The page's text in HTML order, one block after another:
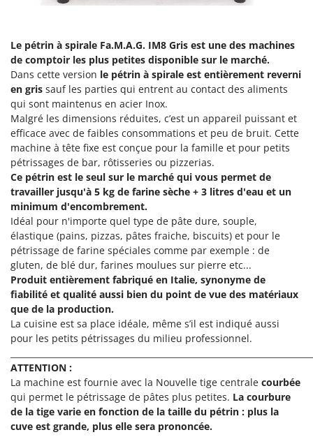
Machines pour la transformation des fruits
Motobineuses
Motoculteurs
Motofaucheuses
Motopompes pour irrigation
Moulins à céréales électriques
Moulins à farine
N
Nettoyeurs et Balais à vapeur
Nettoyeurs haute pression
Nettoyeurs tapis, moquettes et tapisseries
P
Peignes vibreurs et Secoueurs à olives
Pelles rétros pour tracteur
Perches Élagueuses
Pétrins à Spirale
Piscines
Planteuses de pommes de terre pour tracteur
Plateaux de coupe pour tracteur
Plumeuses
FBC
Ferrari Group
Ferroni
Ferrua
FIAC
FIEM
Fimar
FINI
Fiorentini
Fiskars
Flymo
Fontana Forni
Forest Master
Francini
G
G3 Ferrari
Gardena
Garofalo
GeoTech
Le pétrin à spirale Fa.M.A.G. IM8 Gris est une des machines
de comptoir les plus petites disponible sur le marché.
Dans cette version le pétrin à spirale est entièrement reverni
en gris sauf les parties qui entrent au contact des aliments
qui sont maintenus en acier Inox.
Malgré les dimensions réduites, c’est un appareil puissant et
efficace avec de faibles consommations et peu de bruit. Cette
machine à tête fixe est conçue pour la famille et pour petits
pétrissages de bar, rôtisseries ou pizzerias.
Ce pétrin est le seul sur le marché qui vous permet de
travailler jusqu'à 5 kg de farine sèche + 3 litres d'eau et un
minimum d'encombrement.
Idéal pour n'importe quel type de pâte dure, souple,
élastique (pains, pizzas, pâtes fraiche, biscuits) et pour le
pétrissage de farine spéciales comme par exemple : de
gluten, de blé dur, farines moulues sur pierre etc...
Produit entièrement fabriqué en Italie, synonyme de
fiabilité et qualité aussi bien du point de vue des matériaux
que de la production.
La cuisine est sa place idéale, même s’il est indiqué aussi
pour les petits pétrissages du milieu professionnel.
ATTENTION :
La machine est fournie avec la Nouvelle tige centrale courbée
qui permet le pétrissage de pâtes plus petites. La courbure
de la tige varie en fonction de la taille du pétrin : plus la
cuve est grande, plus elle sera prononcée.